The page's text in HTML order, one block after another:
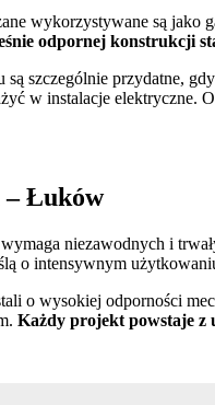
wykorzystywane są jako
odpornej konstrukcji
są szczególnie przydatne,
w instalacje elektryczne.
– Łuków
niezawodnych i
o intensywnym
o wysokiej odporności
Każdy projekt powstaje z